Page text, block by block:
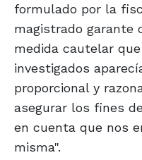
formulado por la
magistrado garante
medida cautelar
investigados
proporcional y
asegurar los fines
en cuenta que nos
misma".